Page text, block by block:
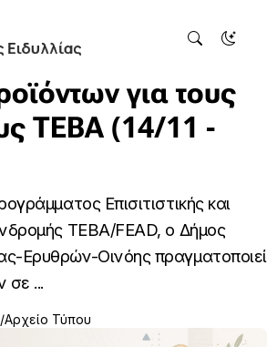
για τους
ΤΕΒΑ (14/11 -
Επισιτιστικής και
ΤΕΒΑ/FEAD, ο Δήμος
Ερυθρών-Οινόης πραγματοποιεί
σε ...
Αρχείο Τύπου